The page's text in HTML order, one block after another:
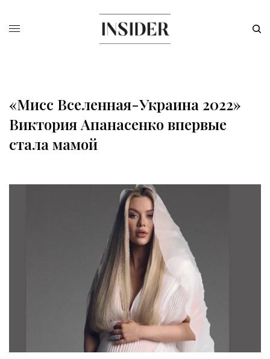
«Мисс Вселенная-Украина 2022»
Виктория Апанасенко впервые
стала мамой